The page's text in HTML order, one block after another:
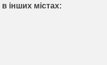
інших містах: